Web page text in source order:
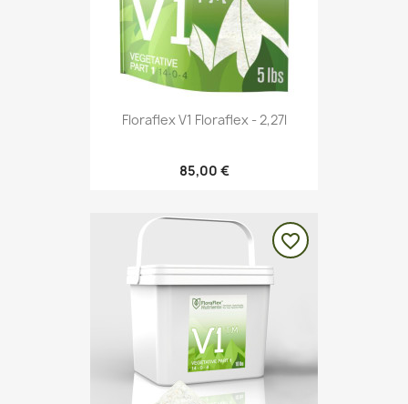
Floraflex V1 Floraflex - 2,27l
85,00 €
favorite_border